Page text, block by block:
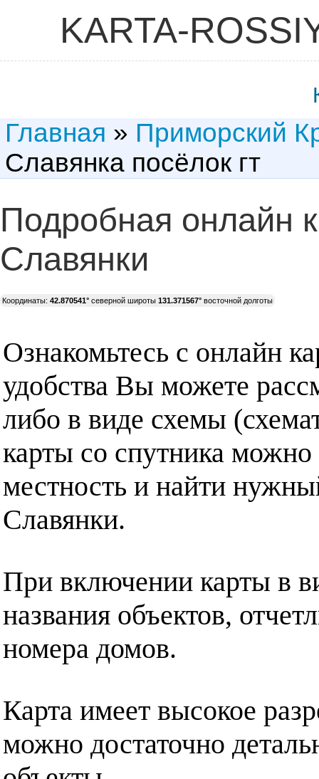
KARTA-
Главная » Приморский
Славянка посёлок гт
Подробная онлайн
Славянки
Координаты: 42.870541° северной широты 131.371567° восточной долготы
Ознакомьтесь с онлайн
удобства Вы можете
либо в виде схемы
карты со спутника можно
местность и найти
Славянки.
При включении карты в
названия объектов,
номера домов.
Карта имеет высокое
можно достаточно